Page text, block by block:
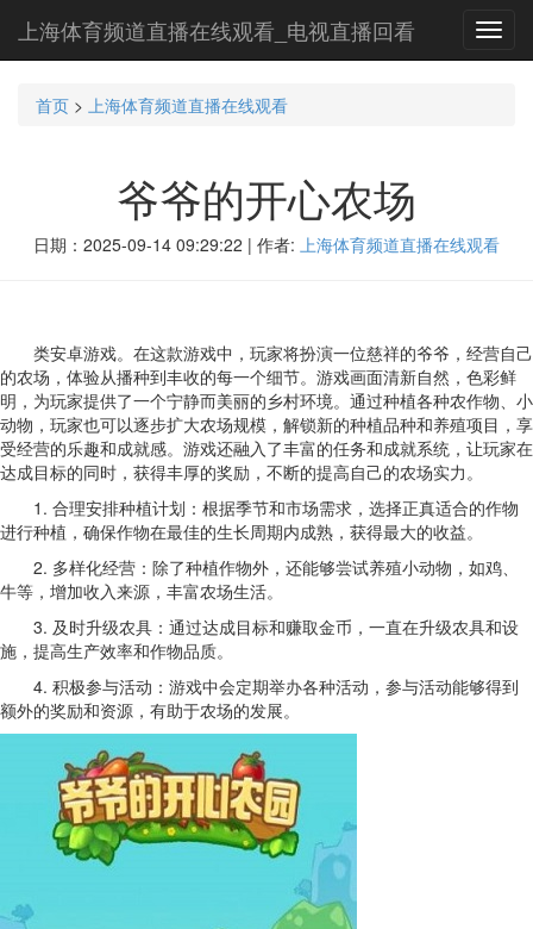
上海体育频道直播在线观看_电视直播回看
首页 > 上海体育频道直播在线观看
爷爷的开心农场
日期：2025-09-14 09:29:22 | 作者: 上海体育频道直播在线观看
类安卓游戏。在这款游戏中，玩家将扮演一位慈祥的爷爷，经营自己
的农场，体验从播种到丰收的每一个细节。游戏画面清新自然，色彩鲜
明，为玩家提供了一个宁静而美丽的乡村环境。通过种植各种农作物、小
动物，玩家也可以逐步扩大农场规模，解锁新的种植品种和养殖项目，享
受经营的乐趣和成就感。游戏还融入了丰富的任务和成就系统，让玩家在
达成目标的同时，获得丰厚的奖励，不断的提高自己的农场实力。
1. 合理安排种植计划：根据季节和市场需求，选择正真适合的作物
进行种植，确保作物在最佳的生长周期内成熟，获得最大的收益。
2. 多样化经营：除了种植作物外，还能够尝试养殖小动物，如鸡、
牛等，增加收入来源，丰富农场生活。
3. 及时升级农具：通过达成目标和赚取金币，一直在升级农具和设
施，提高生产效率和作物品质。
4. 积极参与活动：游戏中会定期举办各种活动，参与活动能够得到
额外的奖励和资源，有助于农场的发展。